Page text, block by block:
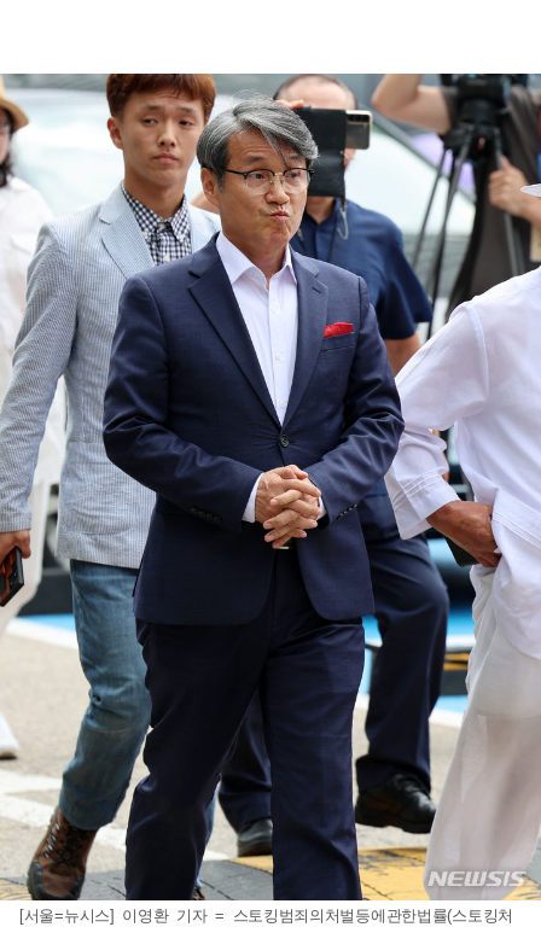
[서울=뉴시스] 이영환 기자 = 스토킹범죄의처벌등에관한법률(스토킹처